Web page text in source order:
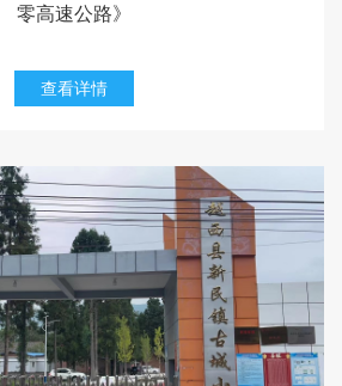
零高速公路》
查看详情